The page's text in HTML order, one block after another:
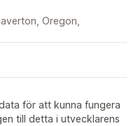
Oregon,
för att kunna fungera
till detta i utvecklarens